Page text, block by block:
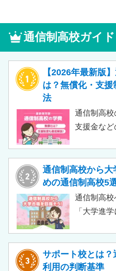
通信制高校ガイ
【2026年最新版
は？無償化・支
法
通信制高
支援金な
目安、申
やすく解説
られるの
う。
通信制高校から
めの通信制高校5
通信制高
「大学進
のではな
て、通信制
サポート校とは
利用の判断基準